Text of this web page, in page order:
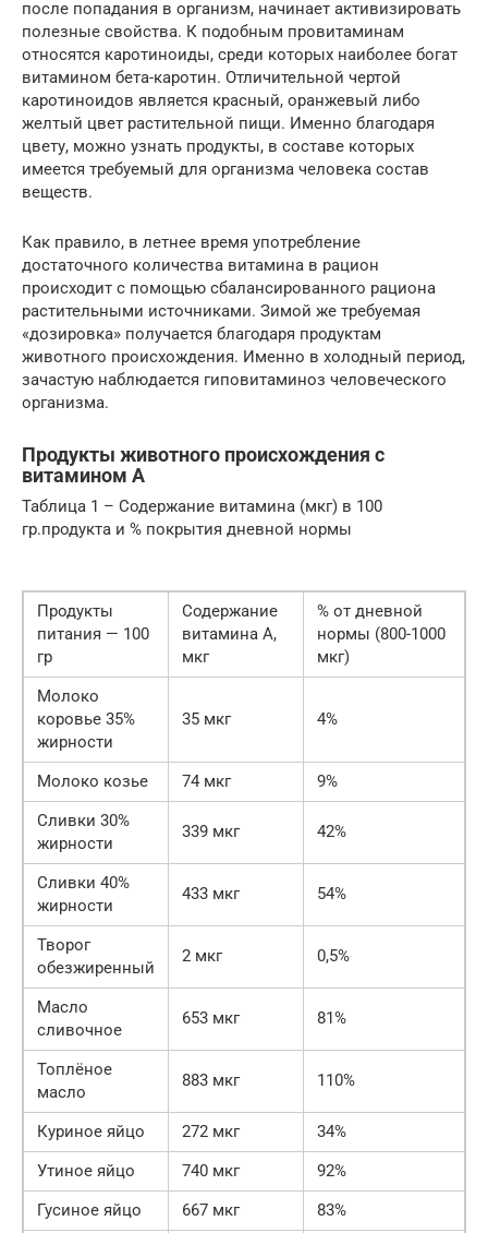
после попадания в организм, начинает активизировать
полезные свойства. К подобным провитаминам
относятся каротиноиды, среди которых наиболее богат
витамином бета-каротин. Отличительной чертой
каротиноидов является красный, оранжевый либо
желтый цвет растительной пищи. Именно благодаря
цвету, можно узнать продукты, в составе которых
имеется требуемый для организма человека состав
веществ.
Как правило, в летнее время употребление
достаточного количества витамина в рацион
происходит с помощью сбалансированного рациона
растительными источниками. Зимой же требуемая
«дозировка» получается благодаря продуктам
животного происхождения. Именно в холодный период,
зачастую наблюдается гиповитаминоз человеческого
организма.
Продукты животного происхождения с
витамином А
Таблица 1 – Содержание витамина (мкг) в 100
гр.продукта и % покрытия дневной нормы
Продукты
питания — 100
гр
Содержание
витамина А,
мкг
% от дневной
нормы (800-1000
мкг)
Молоко
коровье 35%
жирности
35 мкг 4%
Молоко козье 74 мкг
9%
Сливки 30%
жирности
339 мкг 42%
Сливки 40%
жирности
433 мкг 54%
Творог
обезжиренный
2 мкг 0,5%
Масло
сливочное
653 мкг 81%
Топлёное
масло
883 мкг 110%
Куриное яйцо 272 мкг
34%
Утиное яйцо
740 мкг
92%
Гусиное яйцо
667 мкг
83%